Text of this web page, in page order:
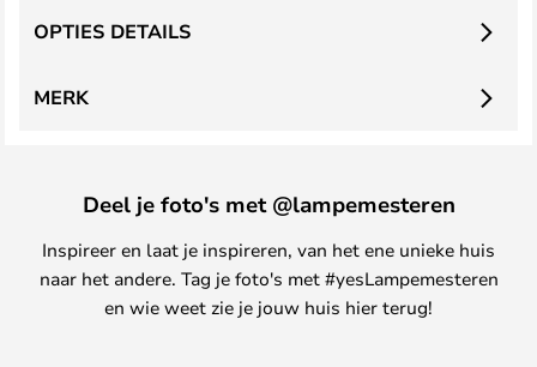
OPTIES DETAILS
MERK
Deel je foto's met @lampemesteren
Inspireer en laat je inspireren, van het ene unieke huis
naar het andere. Tag je foto's met #yesLampemesteren
en wie weet zie je jouw huis hier terug!